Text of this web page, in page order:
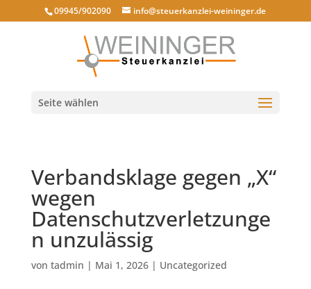
09945/902090 info@steuerkanzlei-weininger.de
Seite wählen
Verbandsklage gegen „X“
wegen
Datenschutzverletzunge
n unzulässig
von tadmin | Mai 1, 2026| Uncategorized